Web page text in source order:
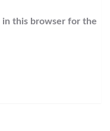
in this browser for the